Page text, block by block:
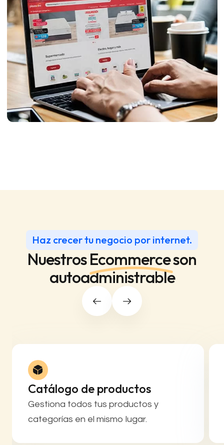
Haz crecer tu negocio por internet.
NuestrosEcommerceson
autoadministrable
Catálogo de productos
Gestiona todos tus productos y
categorías en el mismo lugar.